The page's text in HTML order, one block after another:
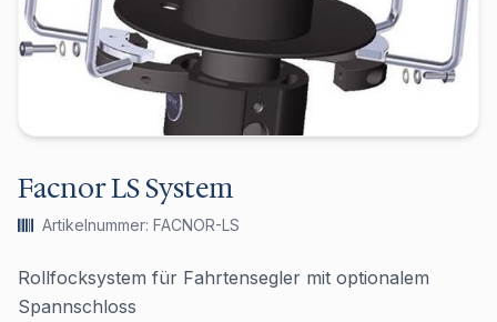
Facnor LS System
Artikelnummer: FACNOR-LS
Rollfocksystem für Fahrtensegler mit optionalem
Spannschloss